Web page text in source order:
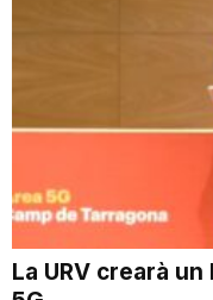
u
La URV crearà